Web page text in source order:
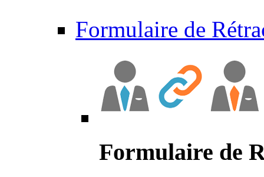
Formulaire de
Formulaire de